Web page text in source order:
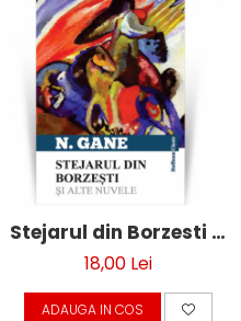
Stejarul din Borzesti si
alte nuvele - Nicolae
Gane
18,00 Lei
ADAUGA IN COS